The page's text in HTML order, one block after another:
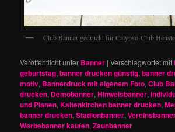
Club Banner gedruckt für Calypso-Club
Veröffentlicht unter Banner |Verschlagwortet mit
geburtstag,banner drucken günstig,banner
motiv, Bannerdruck mit eigenem Foto,Club
drucken, Demobanner,Hinweisbanner,
und Planen,Kaltenkirchen banner drucken,
banner drucken,Stadionbanner,
Werbebanner kaufen,Zaunbanner